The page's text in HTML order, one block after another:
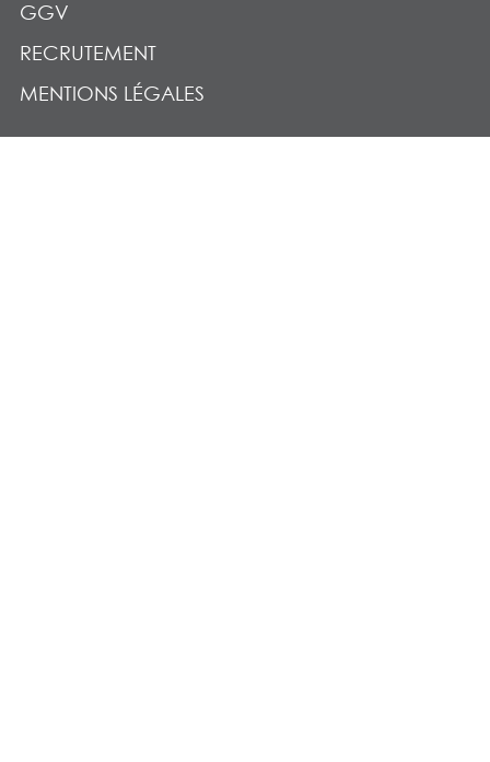
RECRUTEMENT
MENTIONS LÉGALES
GGV